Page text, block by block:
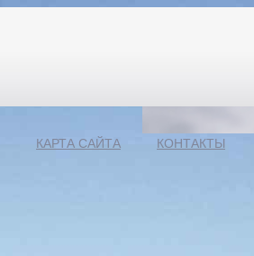
КАРТА САЙТА КОНТАКТЫ